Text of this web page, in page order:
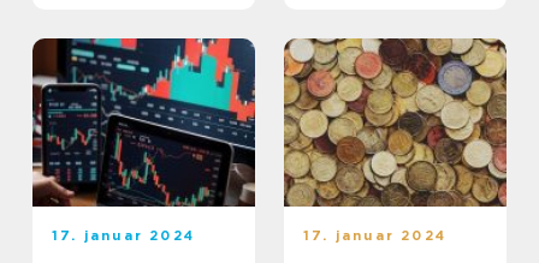
17. januar 2024 17. januar 2024